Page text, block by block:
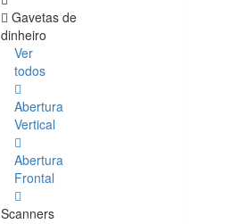
Gavetas de
dinheiro
Ver
todos
Abertura
Vertical
Abertura
Frontal
Scanners